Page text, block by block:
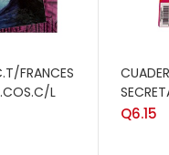
FRANCES
L
Q6.15